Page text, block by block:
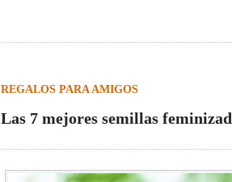
REGALOS PARA AMIGOS
Las 7 mejores semillas